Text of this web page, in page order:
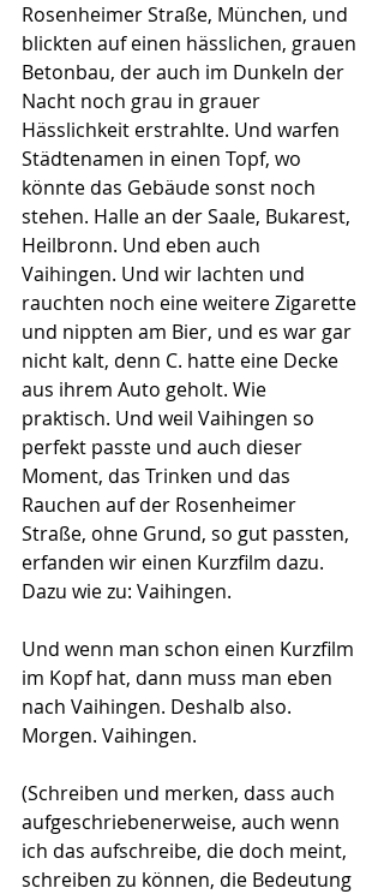
Rosenheimer Straße, München, und
blickten auf einen hässlichen, grauen
Betonbau, der auch im Dunkeln der
Nacht noch grau in grauer
Hässlichkeit erstrahlte. Und warfen
Städtenamen in einen Topf, wo
könnte das Gebäude sonst noch
stehen. Halle an der Saale, Bukarest,
Heilbronn. Und eben auch
Vaihingen. Und wir lachten und
rauchten noch eine weitere Zigarette
und nippten am Bier, und es war gar
nicht kalt, denn C. hatte eine Decke
aus ihrem Auto geholt. Wie
praktisch. Und weil Vaihingen so
perfekt passte und auch dieser
Moment, das Trinken und das
Rauchen auf der Rosenheimer
Straße, ohne Grund, so gut passten,
erfanden wir einen Kurzfilm dazu.
Dazu wie zu: Vaihingen.
Und wenn man schon einen Kurzfilm
im Kopf hat, dann muss man eben
nach Vaihingen. Deshalb also.
Morgen. Vaihingen.
(Schreiben und merken, dass auch
aufgeschriebenerweise, auch wenn
ich das aufschreibe, die doch meint,
schreiben zu können, die Bedeutung